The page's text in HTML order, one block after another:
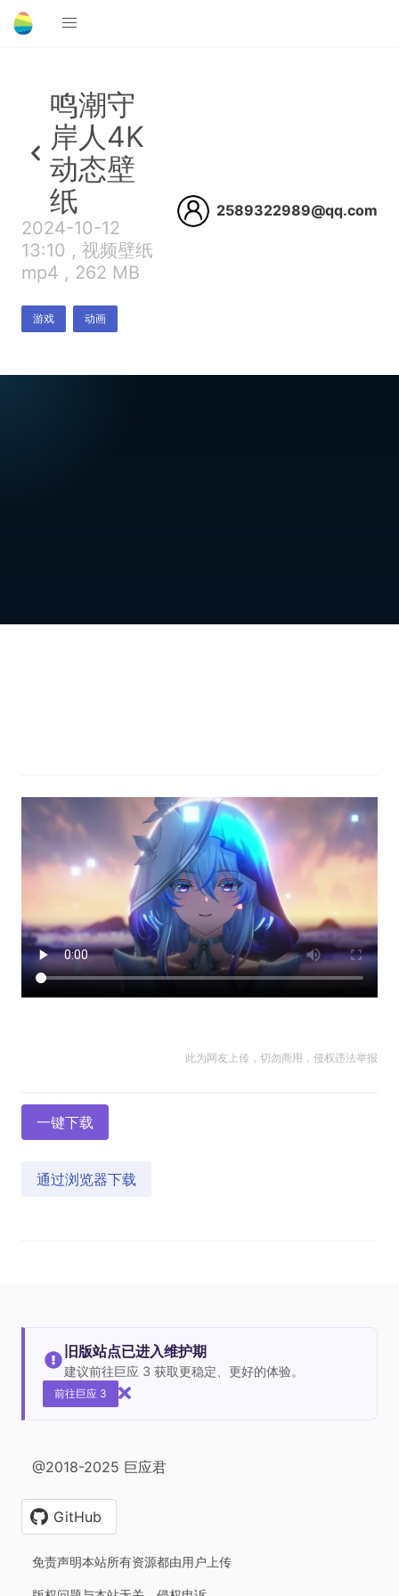
鸣潮守
岸人4K
动态壁
纸
2024-10-12
13:10 , 视频壁纸
mp4 , 262 MB
游戏 动画
2589322989@qq.com
此为网友上传，切勿商用，侵权违法举报
一键下载
通过浏览器下载
旧版站点已进入维护期
建议前往巨应 3 获取更稳定、更好的体验。
前往巨应 3
@2018-2025 巨应君
GitHub
免责声明本站所有资源都由用户上传